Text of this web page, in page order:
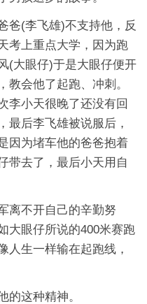
爸(李飞雄)不支持他，反
考上重点大学，因为跑
(大眼仔)于是大眼仔便开
教会他了起跑、冲刺。
李小天很晚了还没有回
最后李飞雄被说服后，
因为堵车他的爸爸抱着
带去了，最后小天用自
离不开自己的辛勤努
大眼仔所说的400米赛跑
人生一样输在起跑线，
的这种精神。